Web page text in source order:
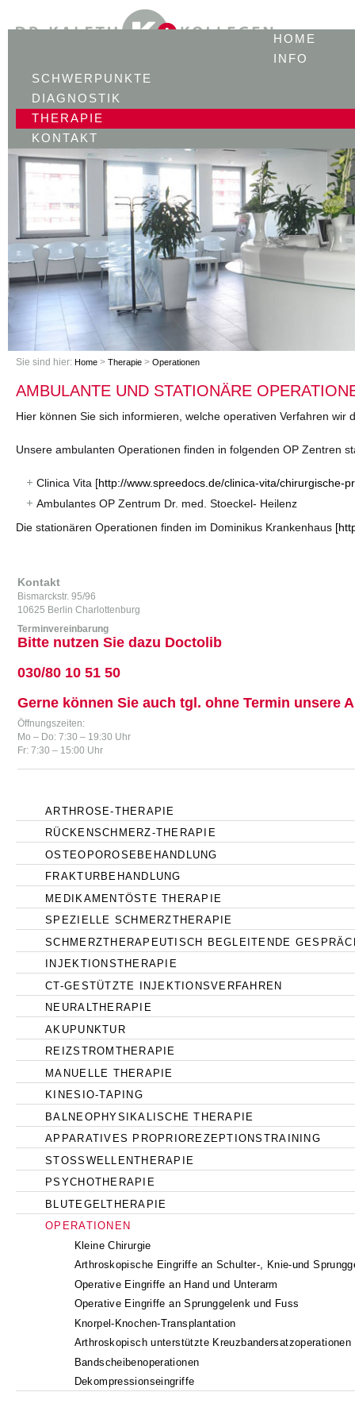
HOME
INFO
SCHWERPUNKTE
DIAGNOSTIK
THERAPIE
KONTAKT
Sie sind hier: Home > Therapie > Operationen
AMBULANTE UND STATIONÄRE
Hier können Sie sich informieren, welche operativen Verfahren wir
Unsere ambulanten Operationen finden in folgenden OP Zentren
Clinica Vita [http://www.spreedocs.de/clinica-vita/chirurgische-
Ambulantes OP Zentrum Dr. med. Stoeckel- Heilenz
Die stationären Operationen finden im Dominikus Krankenhaus
Kontakt
Bismarckstr. 95/96
10625 Berlin Charlottenburg
Terminvereinbarung
Bitte nutzen Sie dazu Doctolib
030/80 10 51 50
Gerne können Sie auch tgl. ohne Termin unsere
Öffnungszeiten:
Mo – Do: 7:30 – 19:30 Uhr
Fr: 7:30 – 15:00 Uhr
ARTHROSE-THERAPIE
RÜCKENSCHMERZ-THERAPIE
OSTEOPOROSEBEHANDLUNG
FRAKTURBEHANDLUNG
MEDIKAMENTÖSTE THERAPIE
SPEZIELLE SCHMERZTHERAPIE
SCHMERZTHERAPEUTISCH BEGLEITENDE
INJEKTIONSTHERAPIE
CT-GESTÜTZTE INJEKTIONSVERFAHREN
NEURALTHERAPIE
AKUPUNKTUR
REIZSTROMTHERAPIE
MANUELLE THERAPIE
KINESIO-TAPING
BALNEOPHYSIKALISCHE THERAPIE
APPARATIVES PROPRIOREZEPTIONSTRAINING
STOSSWELLENTHERAPIE
PSYCHOTHERAPIE
BLUTEGELTHERAPIE
OPERATIONEN
Kleine Chirurgie
Arthroskopische Eingriffe an Schulter-, Knie-und
Operative Eingriffe an Hand und Unterarm
Operative Eingriffe an Sprunggelenk und Fuss
Knorpel-Knochen-Transplantation
Arthroskopisch unterstützte Kreuzbandersatzoperationen
Bandscheibenoperationen
Dekompressionseingriffe